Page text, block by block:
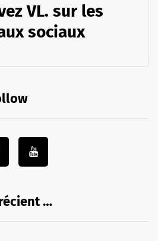
VL. sur les
sociaux
…